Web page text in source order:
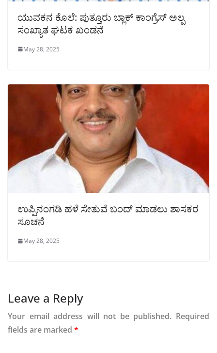
ಯುವಕನ ಕೊಲೆ: ಪುತ್ತೂರು ಬ್ಲಾಕ್ ಕಾಂಗ್ರೆಸ್ ಅಲ್ಪ
ಸಂಖ್ಯಾತ ಘಟಕ ಖಂಡನೆ
May 28, 2025
ಉಪ್ಪಿನಂಗಡಿ ಹಳೆ ಸೇತುವೆ ಬಂದ್ ಮಾಡಲು ಶಾಸಕರ
ಸೂಚನೆ
May 28, 2025
Leave a Reply
Your email address will not be published. Required
fields are marked *